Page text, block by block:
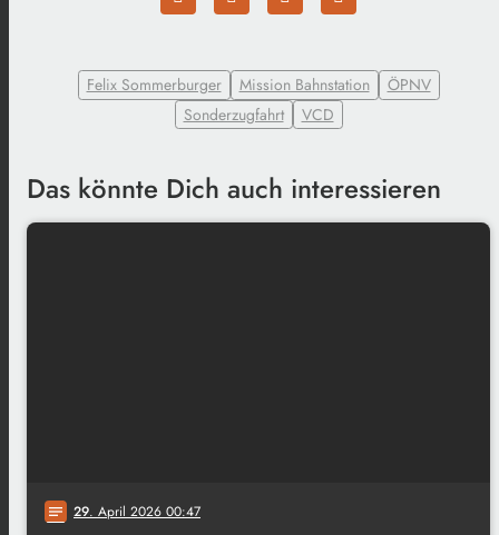
Felix Sommerburger Mission Bahnstation
ÖPNV
Sonderzugfahrt
VCD
Das könnte Dich auch interessieren
notes 29. April 2026 00:47